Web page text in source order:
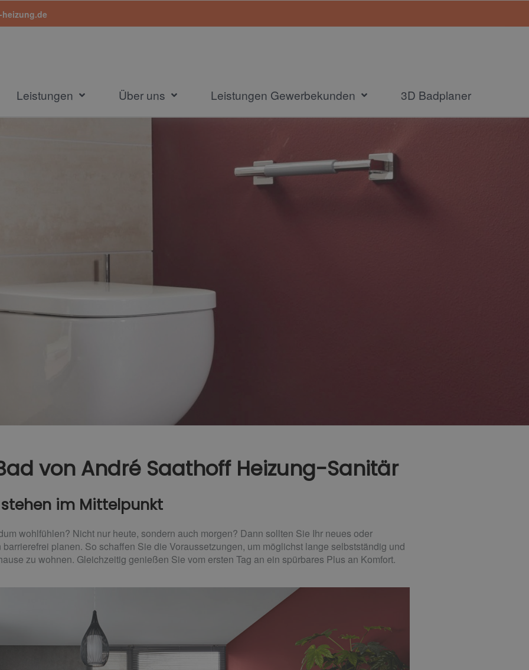
Leistungen Über uns Leistungen Gewerbekunden 3D Badplaner
von André Saathoff Heizung-Sanitär
im Mittelpunkt
wohlfühlen? Nicht nur heute, sondern auch morgen? Dann sollten Sie Ihr neues oder
planen. So schaffen Sie die Voraussetzungen, um möglichst lange selbstständig und
zu wohnen. Gleichzeitig genießen Sie vom ersten Tag an ein spürbares Plus an Komfort.